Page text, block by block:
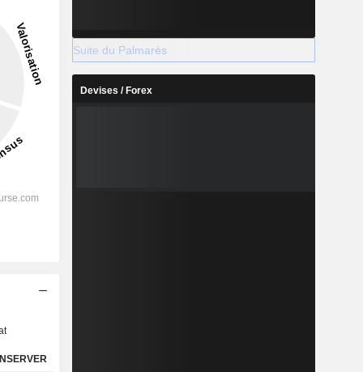
Suite du Palmarès
Devises / Forex